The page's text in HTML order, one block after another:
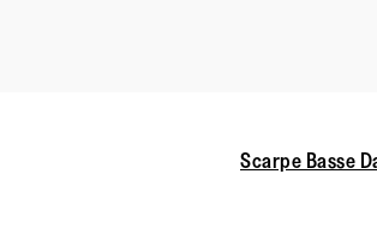
Scarpe Basse